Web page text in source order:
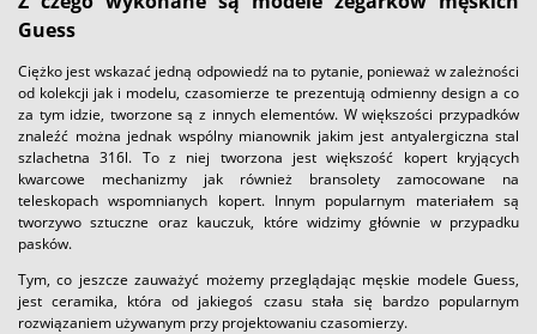
Guess
Ciężko jest wskazać jedną odpowiedź na to pytanie, ponieważ w zależności
od kolekcji jak i modelu, czasomierze te prezentują odmienny design a co
za tym idzie, tworzone są z innych elementów. W większości przypadków
znaleźć można jednak wspólny mianownik jakim jest antyalergiczna stal
szlachetna 316l. To z niej tworzona jest większość kopert kryjących
kwarcowe mechanizmy jak również bransolety zamocowane na
teleskopach wspomnianych kopert. Innym popularnym materiałem są
tworzywo sztuczne oraz kauczuk, które widzimy głównie w przypadku
pasków.
Tym, co jeszcze zauważyć możemy przeglądając męskie modele Guess,
jest ceramika, która od jakiegoś czasu stała się bardzo popularnym
rozwiązaniem używanym przy projektowaniu czasomierzy.